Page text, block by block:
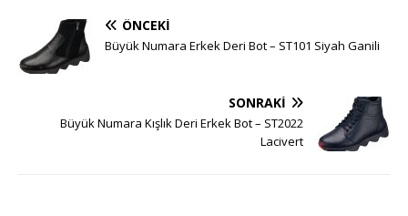
ÖNCEKI
Büyük Numara Erkek Deri Bot – ST101 Siyah Ganili
SONRAKI
Büyük Numara Kışlık Deri Erkek Bot – ST2022
Lacivert